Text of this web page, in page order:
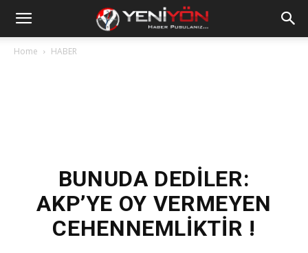
Home HABER
BUNUDA DEDİLER:
AKP’YE OY VERMEYEN
CEHENNEMLİKTİR !